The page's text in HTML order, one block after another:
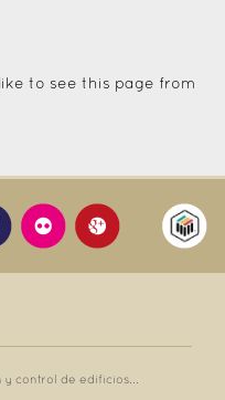
to see this page from
control de edificios...